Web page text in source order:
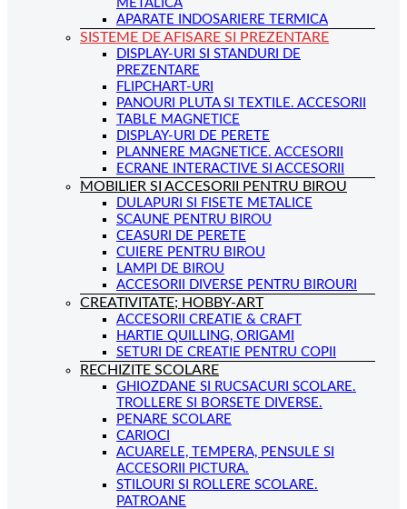
METALICA
APARATE INDOSARIERE TERMICA
SISTEME DE AFISARE SI PREZENTARE
DISPLAY-URI SI STANDURI DE
PREZENTARE
FLIPCHART-URI
PANOURI PLUTA SI TEXTILE. ACCESORII
TABLE MAGNETICE
DISPLAY-URI DE PERETE
PLANNERE MAGNETICE. ACCESORII
ECRANE INTERACTIVE SI ACCESORII
MOBILIER SI ACCESORII PENTRU BIROU
DULAPURI SI FISETE METALICE
SCAUNE PENTRU BIROU
CEASURI DE PERETE
CUIERE PENTRU BIROU
LAMPI DE BIROU
ACCESORII DIVERSE PENTRU BIROURI
CREATIVITATE; HOBBY-ART
ACCESORII CREATIE & CRAFT
HARTIE QUILLING, ORIGAMI
SETURI DE CREATIE PENTRU COPII
RECHIZITE SCOLARE
GHIOZDANE SI RUCSACURI SCOLARE.
TROLLERE SI BORSETE DIVERSE.
PENARE SCOLARE
CARIOCI
ACUARELE, TEMPERA, PENSULE SI
ACCESORII PICTURA.
STILOURI SI ROLLERE SCOLARE.
PATROANE